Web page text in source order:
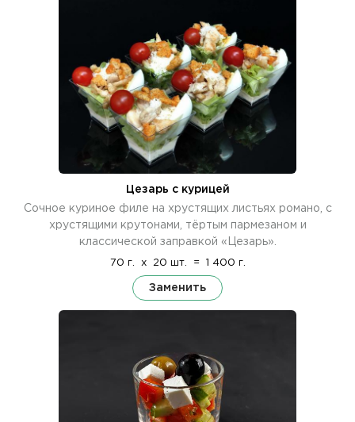
Цезарь с курицей
Сочное куриное филе на хрустящих листьях романо, с
хрустящими крутонами, тёртым пармезаном и
классической заправкой «Цезарь».
70 г. x 20 шт. = 1 400 г.
Заменить